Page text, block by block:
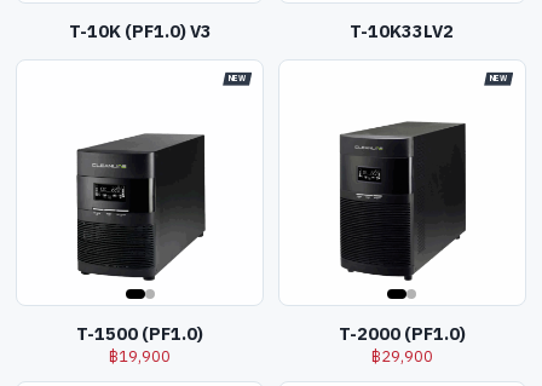
T-10K (PF1.0) V3 T-10K33LV2
NEW
T-1500 (PF1.0)
฿19,900
NEW
T-2000 (PF1.0)
฿29,900